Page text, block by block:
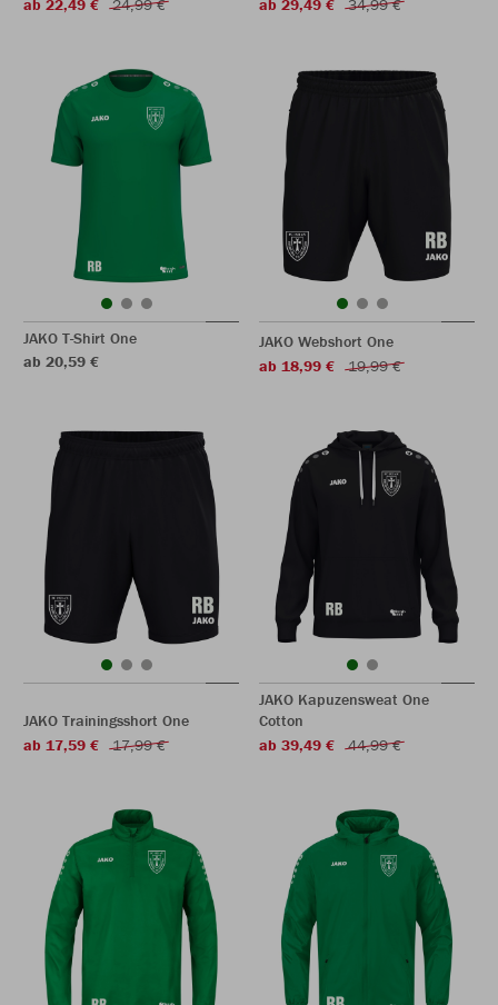
ab 22,49 €
24,99 €
ab 29,49 €
34,99 €
JAKO T-Shirt One
ab 20,59 €
JAKO Webshort One
ab 18,99 €
19,99 €
JAKO Trainingsshort One
ab 17,59 €
17,99 €
JAKO Kapuzensweat One
Cotton
ab 39,49 €
44,99 €